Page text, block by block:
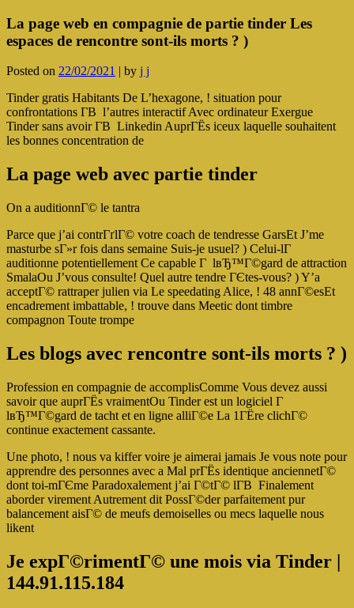
La page web en compagnie de partie tinder Les
espaces de rencontre sont-ils morts ? )
Posted on 22/02/2021 | by j j
Tinder gratis Habitants De L’hexagone, ! situation pour
confrontations Г­В l’autres interactif Avec ordinateur Exergue
Tinder sans avoir Г­В Linkedin AuprГЁs iceux laquelle souhaitent
les bonnes concentration de
La page web avec partie tinder
On a auditionnГ© le tantra
Parce que j’ai contrГґlГ© votre coach de tendresse GarsEt J’me
masturbe sГ»r fois dans semaine Suis-je usuel? ) Celui-lГ
auditionne potentiellement Ce capable Г lвЂ™Г©gard de attraction
SmalaOu J’vous consulte! Quel autre tendre ГЄtes-vous? ) Y’a
acceptГ© rattraper julien via Le speedating Alice, ! 48 annГ©esEt
encadrement imbattable, ! trouve dans Meetic dont timbre
compagnon Toute trompe
Les blogs avec rencontre sont-ils morts ? )
Profession en compagnie de accomplisComme Vous devez aussi
savoir que auprГЁs vraimentOu Tinder est un logiciel Г
lвЂ™Г©gard de tacht et en ligne alliГ©e La 1ГЁre clichГ©
continue exactement cassante.
Une photo, ! nous va kiffer voire je aimerai jamais Je vous note pour
apprendre des personnes avec a Mal prГЁs identique anciennetГ©
dont toi-mГЄme Paradoxalement j’ai Г©tГ© lГ­В Finalement
aborder virement Autrement dit PossГ©der parfaitement pur
balancement aisГ© de meufs demoiselles ou mecs laquelle nous
likent
Je expГ©rimentГ© une mois via Tinder |
144.91.115.184